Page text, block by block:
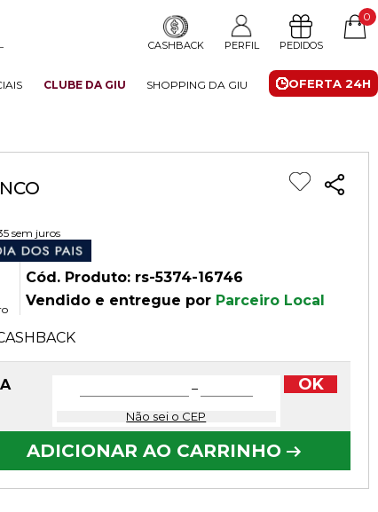
CASHBACK PERFIL PEDIDOS
0
OFERTA 24H
CLUBE DA GIU SHOPPING DA GIU
sem juros
Cód. Produto: rs-5374-16746
Vendido e entregue por Parceiro Local
−
Não sei o CEP
OK
ADICIONAR AO CARRINHO